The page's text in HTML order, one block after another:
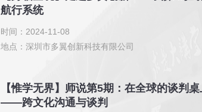
航行系统
时间：2024-11-08
地点：深圳市多翼创新科技有限公司
【惟学无界】师说第5期：在全球的谈判
——跨文化沟通与谈判